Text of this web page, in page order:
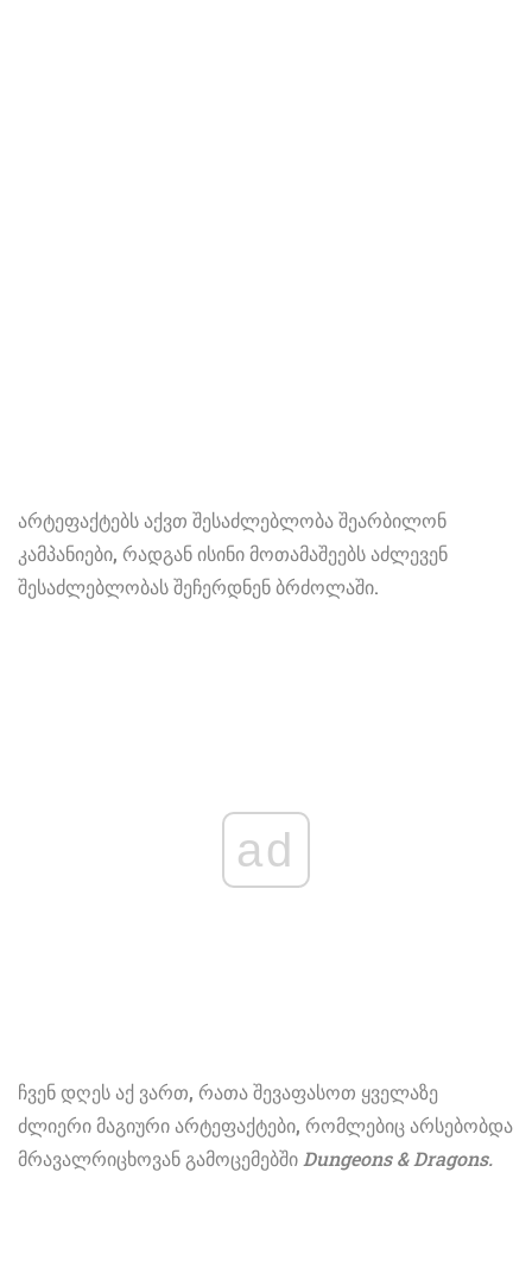
არტეფაქტებს აქვთ შესაძლებლობა შეარბილონ
კამპანიები, რადგან ისინი მოთამაშეებს აძლევენ
შესაძლებლობას შეჩერდნენ ბრძოლაში.
ad
ჩვენ დღეს აქ ვართ, რათა შევაფასოთ ყველაზე
ძლიერი მაგიური არტეფაქტები, რომლებიც არსებობდა
მრავალრიცხოვან გამოცემებში Dungeons & Dragons.